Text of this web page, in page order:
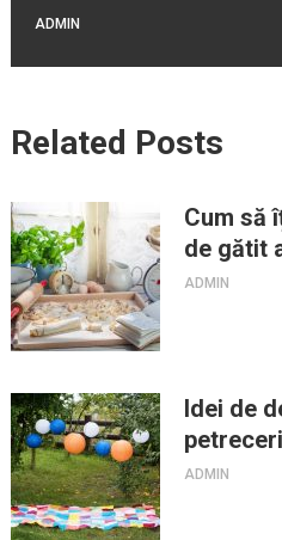
ADMIN
Related Posts
Cum să
de gătit
ADMIN
Idei de
ADMIN